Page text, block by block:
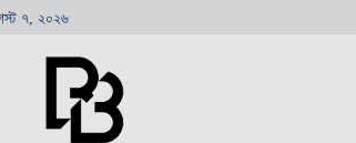
৭, ২০২৬